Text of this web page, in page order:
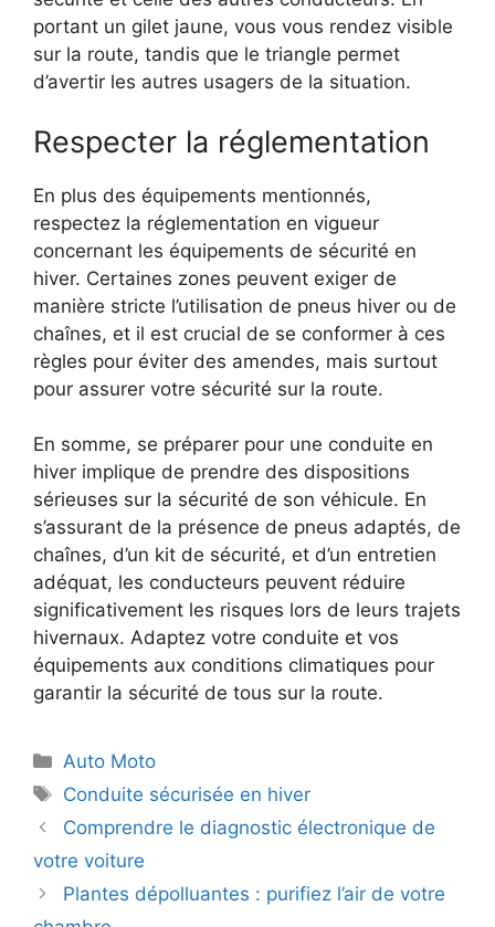
portant un gilet jaune, vous vous rendez visible
sur la route, tandis que le triangle permet
d’avertir les autres usagers de la situation.
Respecter la réglementation
En plus des équipements mentionnés,
respectez la réglementation en vigueur
concernant les équipements de sécurité en
hiver. Certaines zones peuvent exiger de
manière stricte l’utilisation de pneus hiver ou de
chaînes, et il est crucial de se conformer à ces
règles pour éviter des amendes, mais surtout
pour assurer votre sécurité sur la route.
En somme, se préparer pour une conduite en
hiver implique de prendre des dispositions
sérieuses sur la sécurité de son véhicule. En
s’assurant de la présence de pneus adaptés, de
chaînes, d’un kit de sécurité, et d’un entretien
adéquat, les conducteurs peuvent réduire
significativement les risques lors de leurs trajets
hivernaux. Adaptez votre conduite et vos
équipements aux conditions climatiques pour
garantir la sécurité de tous sur la route.
Catégories
Auto Moto
Étiquettes
Conduite sécurisée en hiver
Comprendre le diagnostic électronique de
votre voiture
Plantes dépolluantes : purifiez l’air de votre